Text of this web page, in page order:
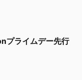
プライムデー先行